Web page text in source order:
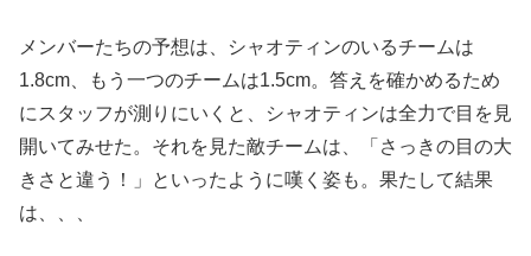
メンバーたちの予想は、シャオティンのいるチームは
1.8cm、もう一つのチームは1.5cm。答えを確かめるため
にスタッフが測りにいくと、シャオティンは全力で目を見
開いてみせた。それを見た敵チームは、「さっきの目の大
きさと違う！」といったように嘆く姿も。果たして結果
は、、、